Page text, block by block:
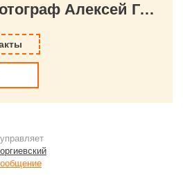
КОНТАКТЫ Фотограф Алексей Георгиевский